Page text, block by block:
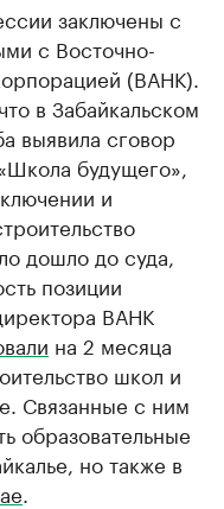
заключены с
с Восточно-
(ВАНК).
, что в Забайкальском
выявила сговор
будущего»,
и
дошло до суда,
позиции
ВАНК
на 2 месяца
школ и
Связанные с ним
образовательные
но также в